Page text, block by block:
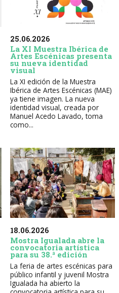
25.06.2026
La XI Muestra Ibérica de
Artes Escénicas presenta
su nueva identidad
visual
La XI edición de la Muestra
Ibérica de Artes Escénicas (MAE)
ya tiene imagen. La nueva
identidad visual, creada por
Manuel Acedo Lavado, toma
como...
18.06.2026
Mostra Igualada abre la
convocatoria artística
para su 38.ª edición
La feria de artes escénicas para
público infantil y juvenil Mostra
Igualada ha abierto la